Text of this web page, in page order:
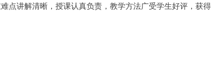
点讲解清晰，授课认真负责，教学方法广受学生好评，获